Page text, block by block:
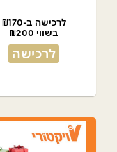
לרכישה ב-₪170
בשווי ₪200
לרכישה